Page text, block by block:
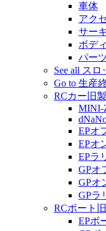
車体
アク
サー
ボデ
パー
See all スロ
Go to 生産
RCカー旧
MINI-
EPオ
EPオ
EPラ
GPオ
GPオ
GPラ
RCボート
EPボ